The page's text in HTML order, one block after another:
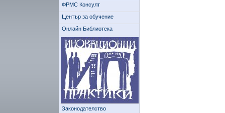
ФРМС Консулт
Център за обучение
Онлайн Библиотека
Законодателство